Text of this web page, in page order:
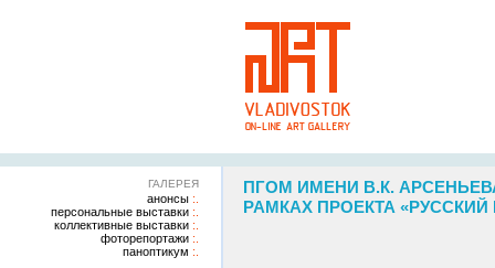
ГАЛЕРЕЯ
анонсы
персональные выставки
коллективные выставки
фоторепортажи
паноптикум
ПГОМ ИМЕНИ В.К.
РАМКАХ ПРОЕКТА «РУССКИЙ